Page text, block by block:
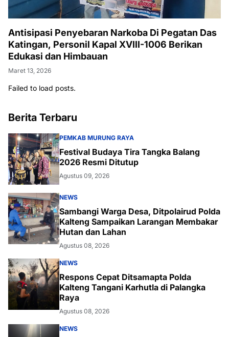
Antisipasi Penyebaran Narkoba Di Pegatan Das
Katingan, Personil Kapal XVIII-1006 Berikan
Edukasi dan Himbauan
Maret 13, 2026
Failed to load posts.
Berita Terbaru
PEMKAB MURUNG RAYA
Festival Budaya Tira Tangka Balang
2026 Resmi Ditutup
Agustus 09, 2026
NEWS
Sambangi Warga Desa, Ditpolairud Polda
Kalteng Sampaikan Larangan Membakar
Hutan dan Lahan
Agustus 08, 2026
NEWS
Respons Cepat Ditsamapta Polda
Kalteng Tangani Karhutla di Palangka
Raya
Agustus 08, 2026
NEWS